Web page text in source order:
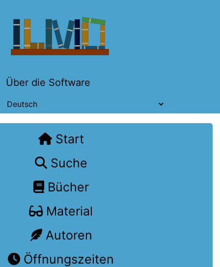
Über die Software
Start
Suche
Bücher
Material
Autoren
Öffnungszeiten